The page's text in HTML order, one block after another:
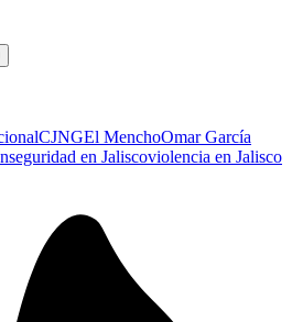
CJNGEl MenchoOmar García
en Jaliscoviolencia en Jalisco